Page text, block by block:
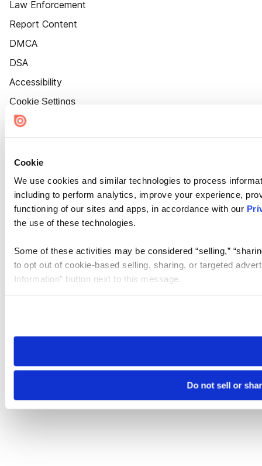
Cookie
We use cookies and similar technologies to process
including to perform analytics, improve your experience,
functioning of our sites and apps, in accordance with our
the use of these technologies.
Some of these activities may be considered “selling,”
to opt out of cookie-based selling, sharing, or targeted
Information” button next to this message.
need to be set again.
Do not sell or
Law Enforcement
Report Content
DMCA
DSA
Accessibility
Cookie Settings